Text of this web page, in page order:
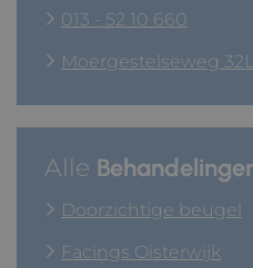
013 - 52 10 660
Moergestelseweg
Alle
Doorzichtige beugel
Facings Oisterwijk